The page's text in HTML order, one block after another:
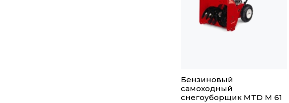
Бензиновый
самоходный
снегоуборщик MTD M 61